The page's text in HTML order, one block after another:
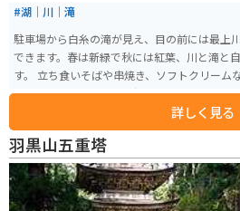
#湖｜川｜滝
駐車場から白糸の滝が見え、目の前には最上
できます。春は新緑で秋には紅葉、川と滝と
す。 立ち食いそばや串焼き、ソフトクリームなどの軽食をはじめ、カツカレ
ー、ラーメンなど食事も摂れるので、ゆっく
をとり、ちょっとしたアウトドア気分を楽し
山形の有名なお菓子を買って行くのにも最適
詳しく見る
羽黒山五重塔